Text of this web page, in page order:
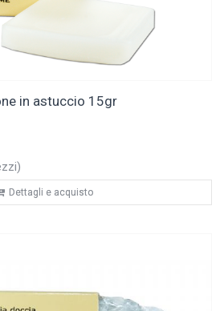
in astuccio 15gr
Dettagli e acquisto